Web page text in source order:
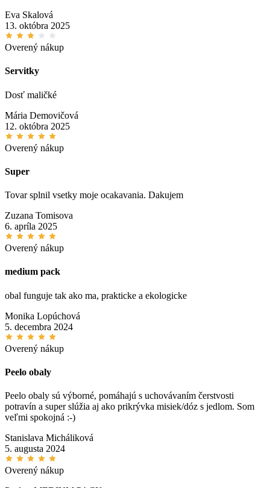
Eva Skalová
13. októbra 2025
Overený nákup
Servitky
Dosť maličké
Mária Demovičová
12. októbra 2025
Overený nákup
Super
Tovar splnil vsetky moje ocakavania. Dakujem
Zuzana Tomisova
6. apríla 2025
Overený nákup
medium pack
obal funguje tak ako ma, prakticke a ekologicke
Monika Lopúchová
5. decembra 2024
Overený nákup
Peelo obaly
Peelo obaly sú výborné, pomáhajú s uchovávaním čerstvosti
potravín a super slúžia aj ako prikrývka misiek/dóz s jedlom. Som
veľmi spokojná :-)
Stanislava Micháliková
5. augusta 2024
Overený nákup